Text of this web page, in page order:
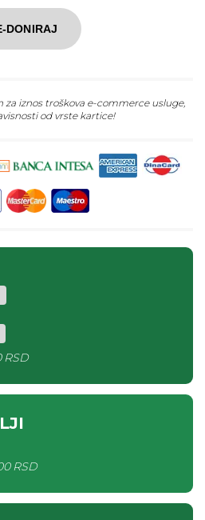
DONIRAJ
iznos troškova e-commerce usluge,
od vrste kartice!
RSD